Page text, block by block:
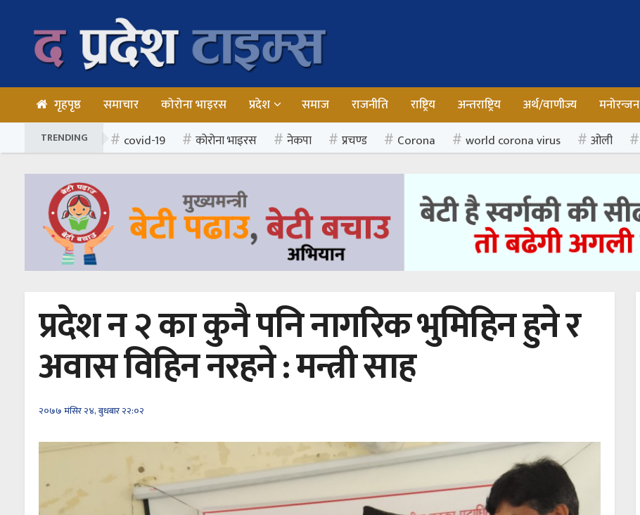
गृहपृष्ठ समाचार कोरोना भाइरस प्रदेश समाज राजनीति राष्ट्रिय अन्तराष्ट्रिय अर्थ/वाणीज्य मनोरन्जन
TRENDING covid-19 कोरोना भाइरस नेकपा प्रचण्ड Corona world corona virus ओली
प्रदेश न २ का कुनै पनि नागरिक भुमिहिन हुने र
अवास विहिन नरहने : मन्त्री साह
२०७७ मंसिर २४, बुधबार २२:०२